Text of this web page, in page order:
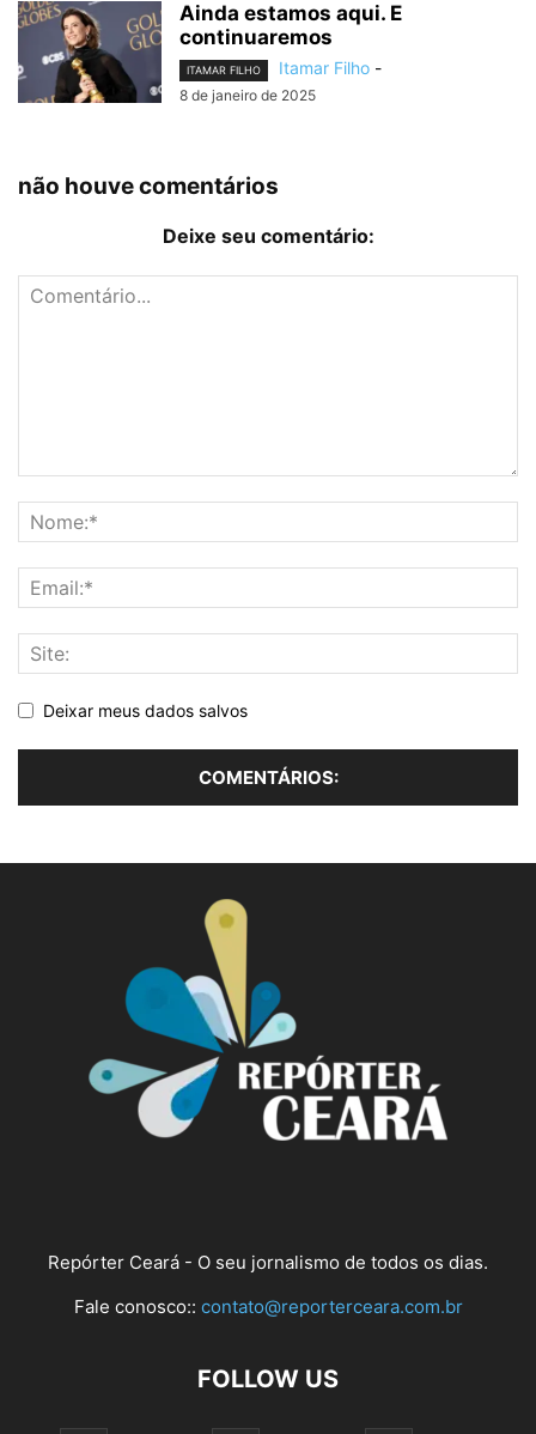
Ainda estamos aqui. E
continuaremos
ITAMAR FILHO Itamar Filho -
8 de janeiro de 2025
não houve comentários
Deixe seu comentário:
Deixar meus dados salvos
Repórter Ceará - O seu jornalismo de todos os dias.
Fale conosco:: contato@reporterceara.com.br
FOLLOW US